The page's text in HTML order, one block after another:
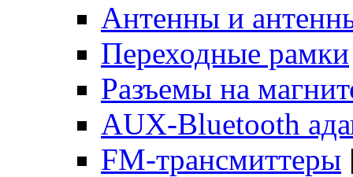
Антенны и
Переходные рамки
Разъемы на
AUX-Bluetooth
FM-трансмиттеры